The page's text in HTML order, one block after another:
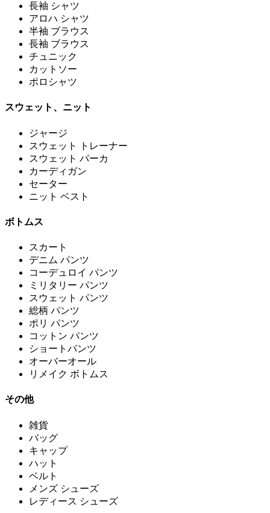
長袖 シャツ
アロハ シャツ
半袖 ブラウス
長袖 ブラウス
チュニック
カットソー
ポロシャツ
スウェット、ニット
ジャージ
スウェット トレーナー
スウェット パーカ
カーディガン
セーター
ニット ベスト
ボトムス
スカート
デニム パンツ
コーデュロイ パンツ
ミリタリー パンツ
スウェット パンツ
総柄 パンツ
ポリ パンツ
コットン パンツ
ショートパンツ
オーバーオール
リメイク ボトムス
その他
雑貨
バッグ
キャップ
ハット
ベルト
メンズ シューズ
レディース シューズ